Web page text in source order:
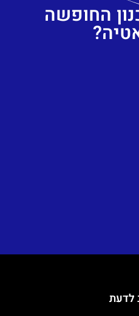
החופשה
לדעת